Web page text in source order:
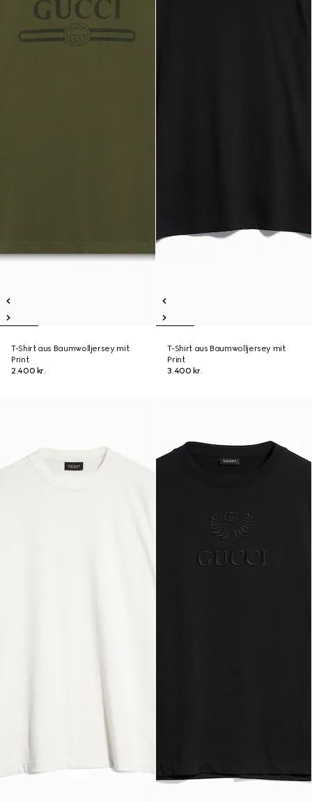
T-Shirt aus Baumwolljersey mit
Print
2.400 kr.
T-Shirt aus Baumwolljersey mit
Print
3.400 kr.